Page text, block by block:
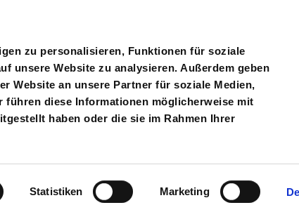
zu personalisieren, Funktionen für soziale
unsere Website zu analysieren. Außerdem geben
Website an unsere Partner für soziale Medien,
führen diese Informationen möglicherweise mit
haben oder die sie im Rahmen Ihrer
Statistiken Marketing
input Suche Anmelden Anmeldung